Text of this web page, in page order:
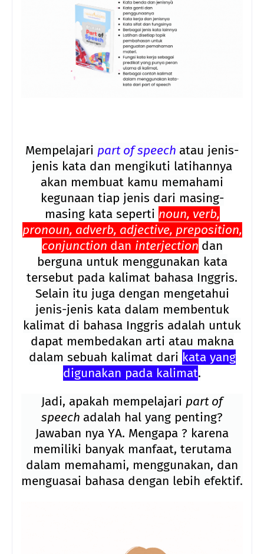
Mempelajari part of speech atau jenis-
jenis kata dan mengikuti latihannya
akan membuat kamu memahami
kegunaan tiap jenis dari masing-
masing kata seperti noun, verb,
pronoun, adverb, adjective, preposition,
conjunction dan interjection dan
berguna untuk menggunakan kata
tersebut pada kalimat bahasa Inggris.
Selain itu juga dengan mengetahui
jenis-jenis kata dalam membentuk
kalimat di bahasa Inggris adalah untuk
dapat membedakan arti atau makna
dalam sebuah kalimat dari kata yang
digunakan pada kalimat.
Jadi, apakah mempelajari part of
speech adalah hal yang penting?
Jawaban nya YA. Mengapa ? karena
memiliki banyak manfaat, terutama
dalam memahami, menggunakan, dan
menguasai bahasa dengan lebih efektif.